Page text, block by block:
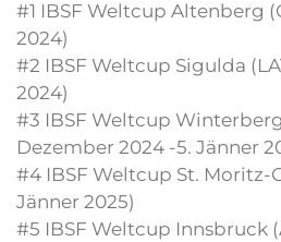
#1 IBSF Weltcup Altenberg
2024)
#2 IBSF Weltcup Sigulda
2024)
#3 IBSF Weltcup Winterberg
Dezember 2024 -5. Jänner
#4 IBSF Weltcup St. Moritz-
Jänner 2025)
#5 IBSF Weltcup Innsbruck